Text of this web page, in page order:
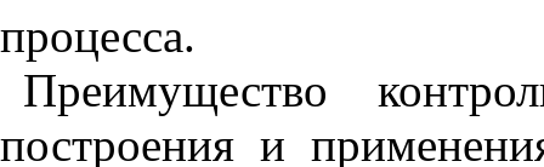
процесса.
Преимущество
построения и